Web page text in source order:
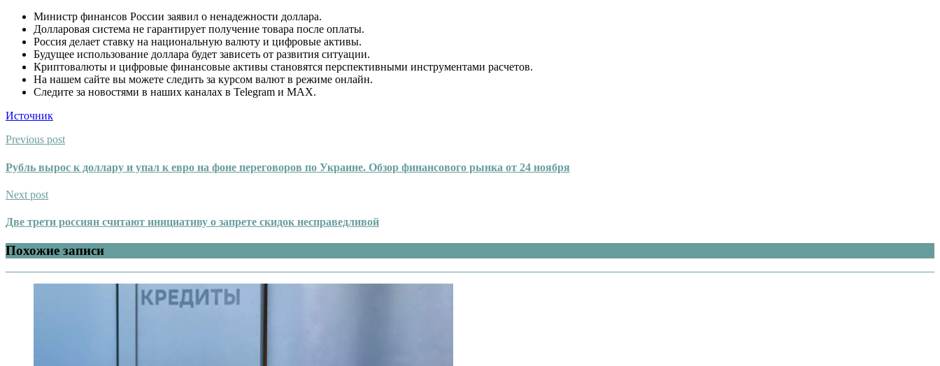
Министр финансов России заявил о ненадежности доллара.
Долларовая система не гарантирует получение товара после оплаты.
Россия делает ставку на национальную валюту и цифровые активы.
Будущее использование доллара будет зависеть от развития ситуации.
Криптовалюты и цифровые финансовые активы становятся перспективными инструментами расчетов.
На нашем сайте вы можете следить за курсом валют в режиме онлайн.
Следите за новостями в наших каналах в Telegram и MAX.
Источник
Previous post
Рубль вырос к доллару и упал к евро на фоне переговоров по Украине. Обзор финансового рынка от 24 ноября
Next post
Две трети россиян считают инициативу о запрете скидок несправедливой
Похожие записи